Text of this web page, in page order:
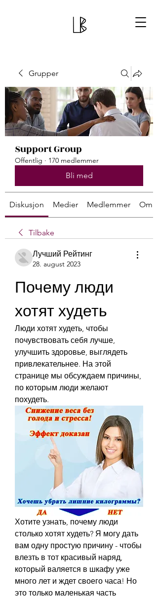
Grupper
Support Group
Offentlig · 170 medlemmer
Bli med
Diskusjon Medier Medlemmer Om
Tilbake
Лучший Рейтинг
28. august 2023
Почему люди
хотят худеть
Люди хотят худеть, чтобы
почувствовать себя лучше,
улучшить здоровье, выглядеть
привлекательнее. На этой
странице мы обсуждаем причины,
по которым люди желают
похудеть.
Хотите узнать, почему люди
столько хотят худеть? Я могу дать
вам одну простую причину - чтобы
влезть в тот красивый наряд,
который валяется в шкафу уже
много лет и ждет своего часа! Но
это только маленькая часть